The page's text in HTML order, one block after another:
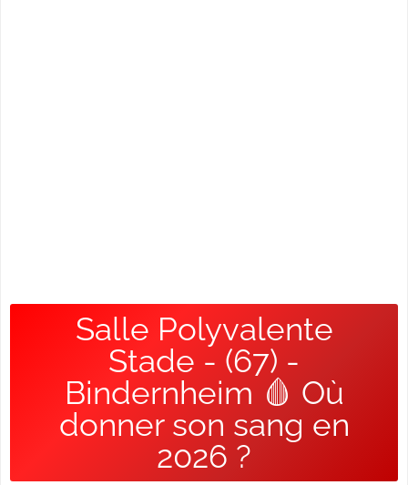
Salle Polyvalente
Stade - (67) -
Bindernheim 🩸 Où
donner son sang en
2026 ?